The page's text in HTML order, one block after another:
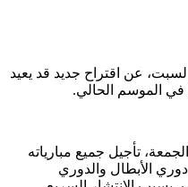
عن اقتراح جديد قد يعيد
في الموسم الحالي.
تأجيل جميع مبارياته
الأبطال والدوري